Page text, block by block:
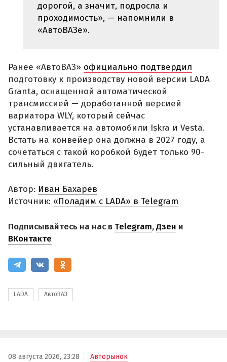
дорогой, а значит, подросла и
проходимость», — напомнили в
«АвтоВАЗе».
Ранее «АвтоВАЗ» официально подтвердил
подготовку к производству новой версии LADA
Granta, оснащенной автоматической
трансмиссией — доработанной версией
вариатора WLY, который сейчас
устанавливается на автомобили Iskra и Vesta.
Встать на конвейер она должна в 2027 году, а
сочетаться с такой коробкой будет только 90-
сильный двигатель.
Автор: Иван Бахарев
Источник: «Поладим с LADA» в Telegram
Подписывайтесь на нас в Telegram,Дзен и
ВКонтакте
LADA АвтоВАЗ
08 августа 2026, 23:28 Авторынок